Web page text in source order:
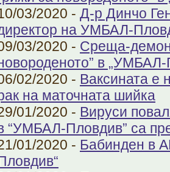
03/2020 - Д-р Динчо
на УМБАЛ-
03/2020 - Среща-
в „УМБАЛ-
02/2020 - Ваксината е
на маточната шийка
01/2020 - Вируси
“УМБАЛ-Пловдив” са
01/2020 - Бабинден в